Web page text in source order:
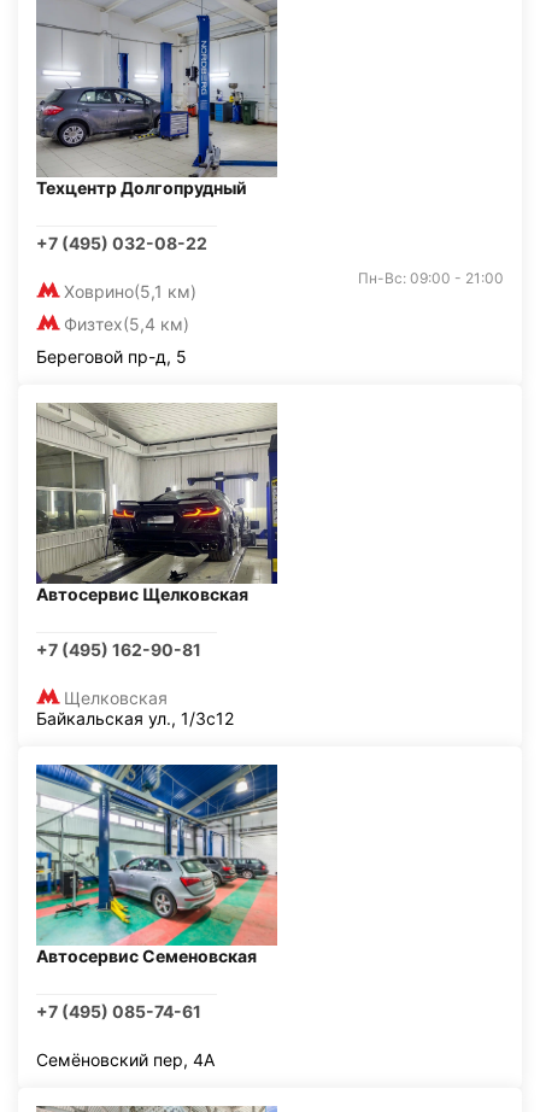
Техцентр Долгопрудный
+7 (495) 032-08-22
Ховрино(5,1 км)
Физтех(5,4 км)
Пн-Вс: 09:00 - 21:00
Береговой пр-д, 5
Автосервис Щелковская
+7 (495) 162-90-81
Щелковская
Байкальская ул., 1/3с12
Автосервис Семеновская
+7 (495) 085-74-61
Семёновский пер, 4А